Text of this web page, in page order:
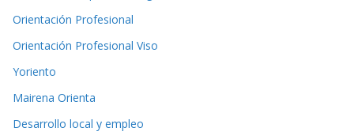
Orientación Profesional
Orientación Profesional Viso
Yoriento
Mairena Orienta
Desarrollo local y empleo